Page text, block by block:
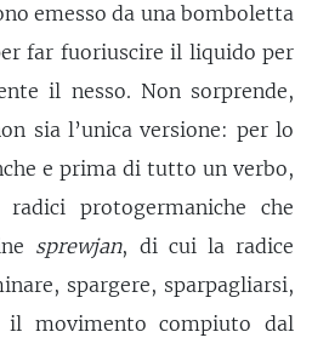
emesso da una bomboletta
far fuoriuscire il liquido per
il nesso. Non sorprende,
sia l’unica versione: per lo
e prima di tutto un verbo,
protogermaniche che
sprewjan, di cui la radice
spargere, sparpagliarsi,
il movimento compiuto dal